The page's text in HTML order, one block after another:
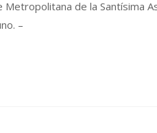
de la Santísima
–